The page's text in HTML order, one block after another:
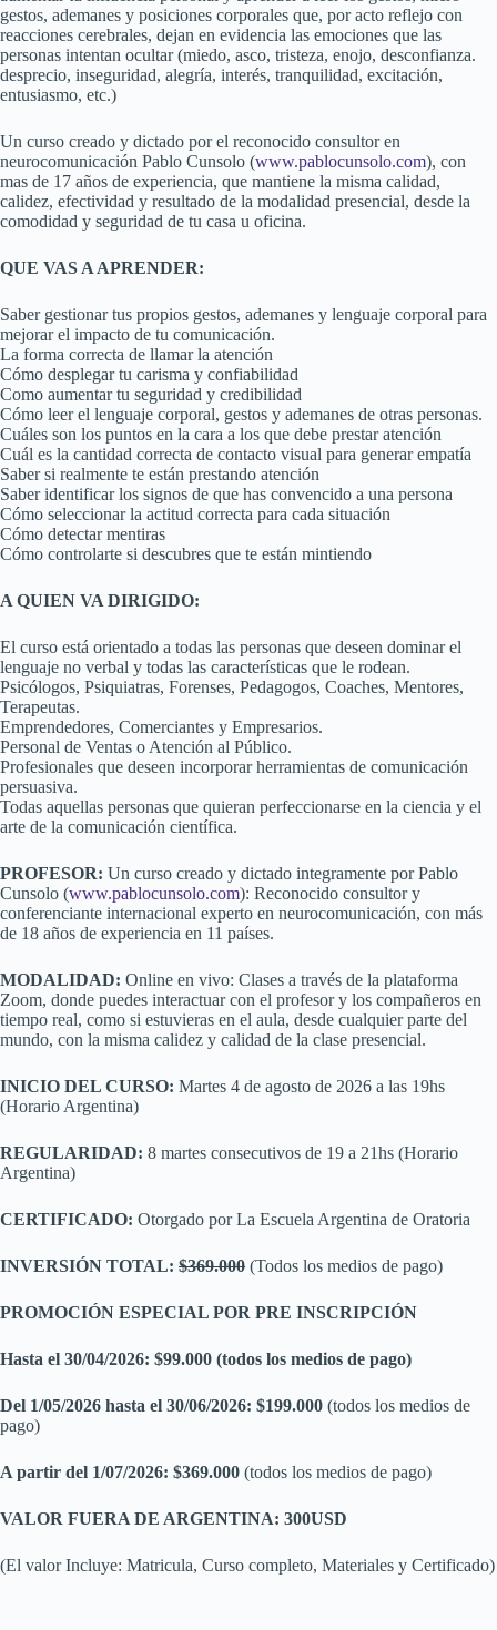
gestos, ademanes y posiciones corporales que, por acto reflejo con
reacciones cerebrales, dejan en evidencia las emociones que las
personas intentan ocultar (miedo, asco, tristeza, enojo, desconfianza.
desprecio, inseguridad, alegría, interés, tranquilidad, excitación,
entusiasmo, etc.)
Un curso creado y dictado por el reconocido consultor en
neurocomunicación Pablo Cunsolo (www.pablocunsolo.com), con
mas de 17 años de experiencia, que mantiene la misma calidad,
calidez, efectividad y resultado de la modalidad presencial, desde la
comodidad y seguridad de tu casa u oficina.
QUE VAS A APRENDER:
Saber gestionar tus propios gestos, ademanes y lenguaje corporal para
mejorar el impacto de tu comunicación.
La forma correcta de llamar la atención
Cómo desplegar tu carisma y confiabilidad
Como aumentar tu seguridad y credibilidad
Cómo leer el lenguaje corporal, gestos y ademanes de otras personas.
Cuáles son los puntos en la cara a los que debe prestar atención
Cuál es la cantidad correcta de contacto visual para generar empatía
Saber si realmente te están prestando atención
Saber identificar los signos de que has convencido a una persona
Cómo seleccionar la actitud correcta para cada situación
Cómo detectar mentiras
Cómo controlarte si descubres que te están mintiendo
A QUIEN VA DIRIGIDO:
El curso está orientado a todas las personas que deseen dominar el
lenguaje no verbal y todas las características que le rodean.
Psicólogos, Psiquiatras, Forenses, Pedagogos, Coaches, Mentores,
Terapeutas.
Emprendedores, Comerciantes y Empresarios.
Personal de Ventas o Atención al Público.
Profesionales que deseen incorporar herramientas de comunicación
persuasiva.
Todas aquellas personas que quieran perfeccionarse en la ciencia y el
arte de la comunicación científica.
PROFESOR: Un curso creado y dictado integramente por Pablo
Cunsolo (www.pablocunsolo.com): Reconocido consultor y
conferenciante internacional experto en neurocomunicación, con más
de 18 años de experiencia en 11 países.
MODALIDAD: Online en vivo: Clases a través de la plataforma
Zoom, donde puedes interactuar con el profesor y los compañeros en
tiempo real, como si estuvieras en el aula, desde cualquier parte del
mundo, con la misma calidez y calidad de la clase presencial.
INICIO DEL CURSO: Martes 4 de agosto de 2026 a las 19hs
(Horario Argentina)
REGULARIDAD: 8 martes consecutivos de 19 a 21hs (Horario
Argentina)
CERTIFICADO: Otorgado por La Escuela Argentina de Oratoria
INVERSIÓN TOTAL: $369.000 (Todos los medios de pago)
PROMOCIÓN ESPECIAL POR PRE INSCRIPCIÓN
Hasta el 30/04/2026: $99.000 (todos los medios de pago)
Del 1/05/2026 hasta el 30/06/2026: $199.000 (todos los medios de
pago)
A partir del 1/07/2026: $369.000 (todos los medios de pago)
VALOR FUERA DE ARGENTINA: 300USD
(El valor Incluye: Matricula, Curso completo, Materiales y Certificado)